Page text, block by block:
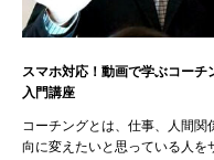
スマホ対応！動画で学ぶコー
入門講座
コーチングとは、仕事、人間
向に変えたいと思っている人を